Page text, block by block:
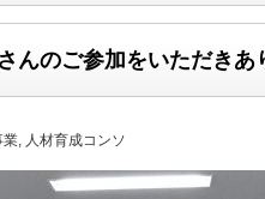
んのご参加をいただき
業, 人材育成コンソ